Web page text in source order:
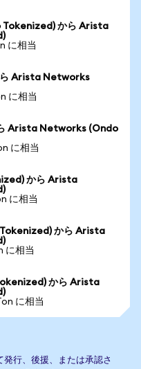
Tokenized) から Arista
に相当
Arista Networks
に相当
Arista Networks (Ondo
に相当
から Arista
に相当
から Arista
に相当
から Arista
に相当
行、後援、または承認さ